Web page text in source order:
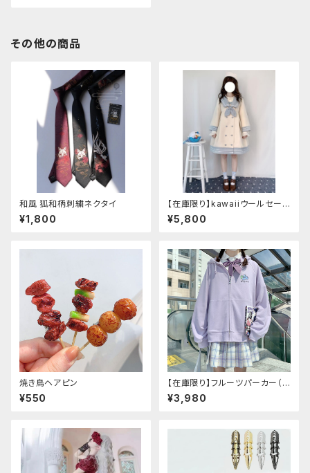
その他の商品
和風 狐和柄刺繍ネクタイ
¥1,800
【在庫限り】kawaiiウールセーラ
ージャケット(胸元リボン付き) M
サイズ
¥5,800
焼き鳥ヘアピン
¥550
【在庫限り】フルーツパーカー（ブ
ルべリ、ブドウ、キウイ、チェリー、
ぶどう
¥3,980